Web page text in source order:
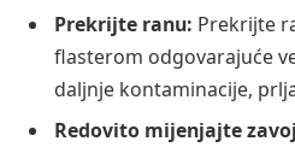
Prekrijte ranu: Prekrijte
flasterom odgovarajuće
daljnje kontaminacije,
Redovito mijenjajte